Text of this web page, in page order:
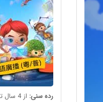
رده سنی: از 4 سال تا 99 سال